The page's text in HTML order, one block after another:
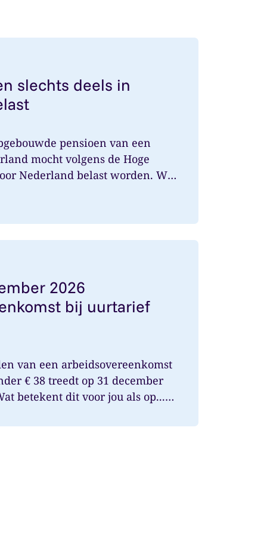
slechts deels in
pensioen van een
mocht volgens de Hoge
Nederland belast worden. Wat
2026
bij uurtarief
van een arbeidsovereenkomst
€ 38 treedt op 31 december
betekent dit voor jou als op...